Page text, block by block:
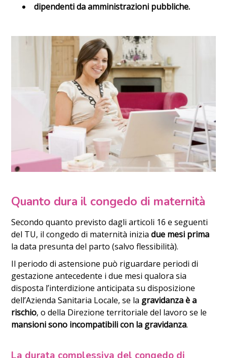
dipendenti da amministrazioni pubbliche.
Quanto dura il congedo di maternità
Secondo quanto previsto dagli articoli 16 e seguenti
del TU, il congedo di maternità iniziadue mesi prima
la data presunta del parto (salvo flessibilità).
Il periodo di astensione può riguardare periodi di
gestazione antecedente i due mesi qualora sia
disposta l’interdizione anticipata su disposizione
dell’Azienda Sanitaria Locale, se la gravidanza è a
rischio, o della Direzione territoriale del lavoro se le
mansioni sono incompatibili con la gravidanza.
La durata complessiva del congedo di